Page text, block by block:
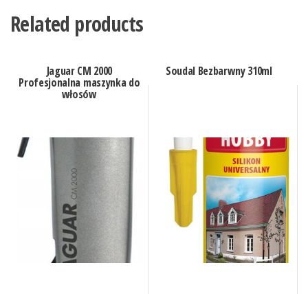
Related products
Jaguar CM 2000
Profesjonalna maszynka do
włosów
Soudal Bezbarwny 310ml